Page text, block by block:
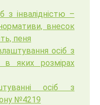
з інвалідністю –
внесок
пеня
осіб з
в яких розмірах
осіб з
№4219